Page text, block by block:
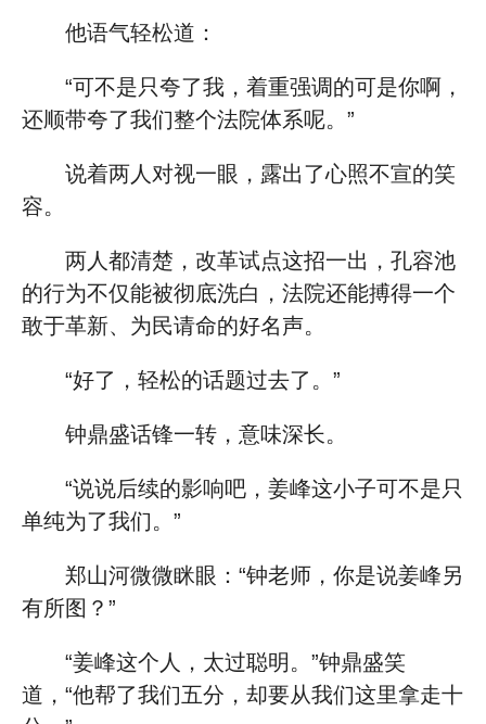
他语气轻松道：
“可不是只夸了我，着重强调的可是你啊，
还顺带夸了我们整个法院体系呢。”
说着两人对视一眼，露出了心照不宣的笑
容。
两人都清楚，改革试点这招一出，孔容池
的行为不仅能被彻底洗白，法院还能搏得一个
敢于革新、为民请命的好名声。
“好了，轻松的话题过去了。”
钟鼎盛话锋一转，意味深长。
“说说后续的影响吧，姜峰这小子可不是只
单纯为了我们。”
郑山河微微眯眼：“钟老师，你是说姜峰另
有所图？”
“姜峰这个人，太过聪明。”钟鼎盛笑
道，“他帮了我们五分，却要从我们这里拿走十